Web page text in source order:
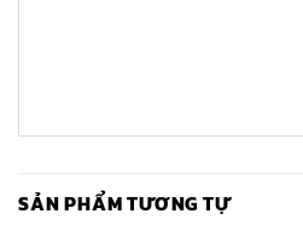
SẢN PHẨM TƯƠNG TỰ